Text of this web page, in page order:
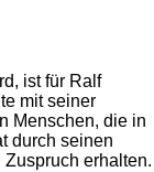
ist für Ralf
mit seiner
Menschen, die in
durch seinen
erhalten.